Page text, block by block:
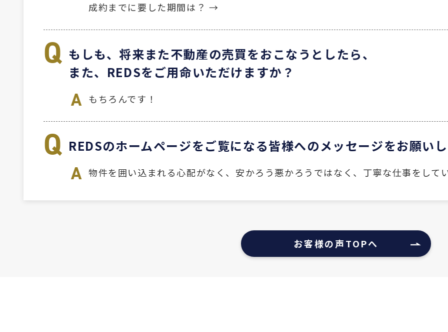
成約までに要した期間は？ →
もしも、将来また不動産の売買をおこなうとしたら、
また、REDSをご用命いただけますか？
もちろんです！
REDSのホームページをご覧になる皆様へのメッセージをお願いし
物件を囲い込まれる心配がなく、安かろう悪かろうではなく、丁寧な仕事をして
お客様の声TOPへ